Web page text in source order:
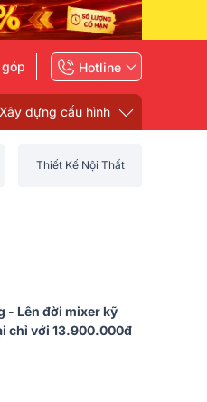
Hotline
Xây dựng cấu hình
Thiết Kế Nội Thất
- Lên đời mixer kỹ
chỉ với 13.900.000đ